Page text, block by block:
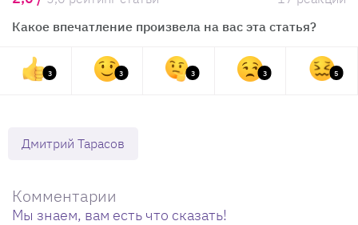
Какое впечатление произвела на вас эта статья?
3 3 3 3 5
Дмитрий Тарасов
Комментарии
Мы знаем, вам есть что сказать!